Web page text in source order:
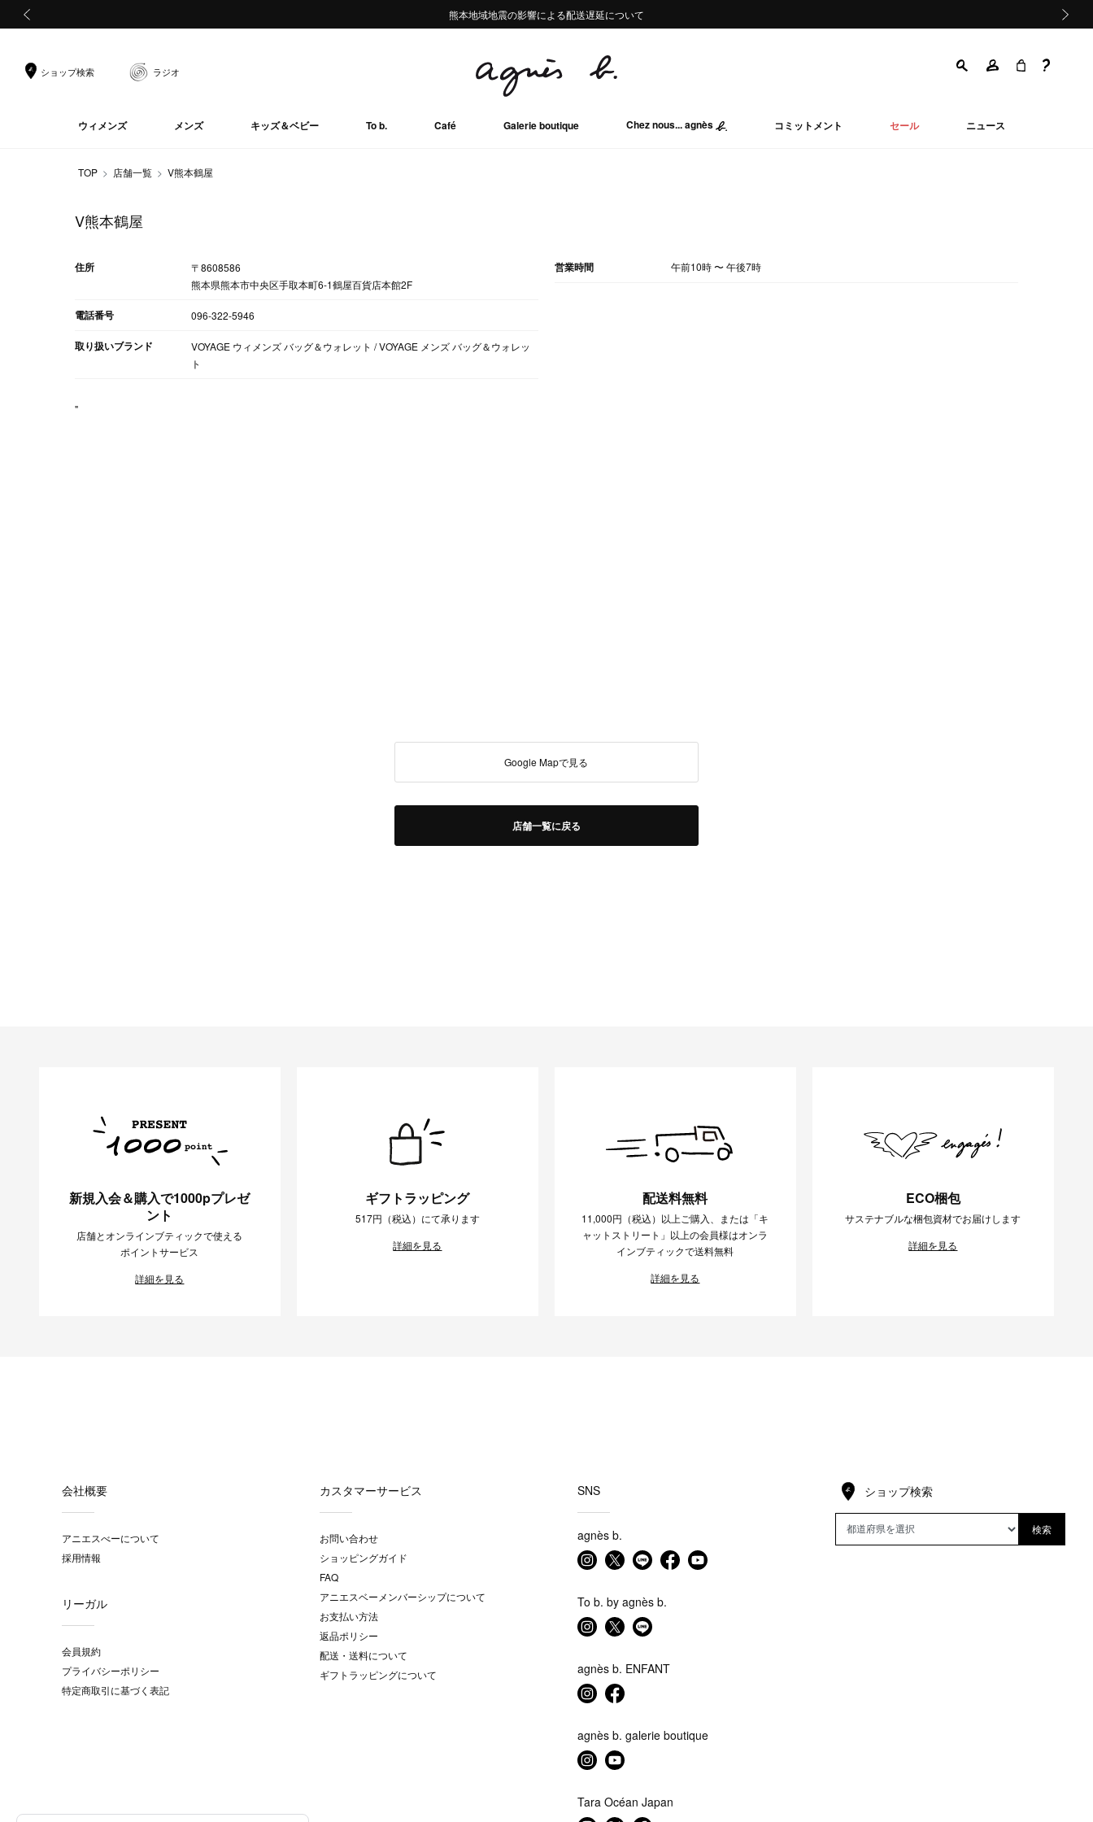
熊本地域地震の影響による配送遅延について
Summer Sale 2buy10%OFF!!
熊本地域地震の影響による配送遅延について
Summer Sale 2buy10%OFF!!
ショップ検索 ラジオ
ウィメンズ メンズ キッズ＆ベビー To b. Café Galerie boutique Chez nous... agnès コミットメント セール ニュース
TOP 店舗一覧 V熊本鶴屋
V熊本鶴屋
住所
〒8608586
熊本県熊本市中央区手取本町6-1鶴屋百貨店本館2F
電話番号 096-322-5946
営業時間 午前10時 〜 午後7時
取り扱いブランド
VOYAGE ウィメンズ バッグ＆ウォレット / VOYAGE メンズ バッグ＆ウォレッ
ト
"
Google Mapで見る
店舗一覧に戻る
新規入会＆購入で1000pプレゼ
ント
店舗とオンラインブティックで使える
ポイントサービス
詳細を見る
ギフトラッピング
517円（税込）にて承ります
詳細を見る
配送料無料
11,000円（税込）以上ご購入、または「キ
ャットストリート」以上の会員様はオンラ
インブティックで送料無料
詳細を見る
ECO梱包
サステナブルな梱包資材でお届けします
詳細を見る
会社概要
アニエスべーについて
採用情報
リーガル
会員規約
プライバシーポリシー
特定商取引に基づく表記
カスタマーサービス
お問い合わせ
ショッピングガイド
FAQ
アニエスベーメンバーシップについて
お支払い方法
返品ポリシー
配送・送料について
ギフトラッピングについて
SNS
agnès b.
To b. by agnès b.
agnès b. ENFANT
agnès b. galerie boutique
Tara Océan Japan
ショップ検索
検索